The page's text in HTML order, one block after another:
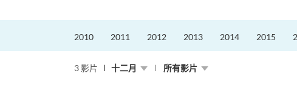
2010 2011 2012 2013 2014 2015
3 影片 十二月 所有影片